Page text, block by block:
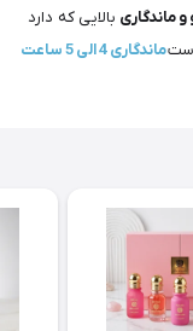
ماندگاری بالایی که دارد
ماندگاری 4 الی 5 ساعت